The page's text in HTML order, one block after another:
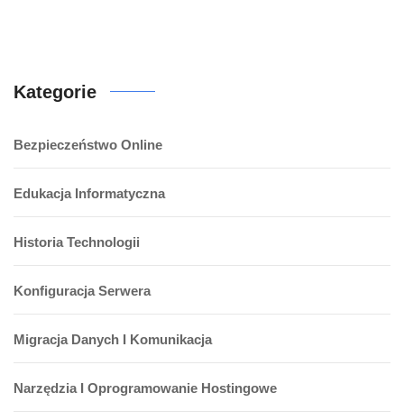
Kategorie
Bezpieczeństwo Online
Edukacja Informatyczna
Historia Technologii
Konfiguracja Serwera
Migracja Danych I Komunikacja
Narzędzia I Oprogramowanie Hostingowe